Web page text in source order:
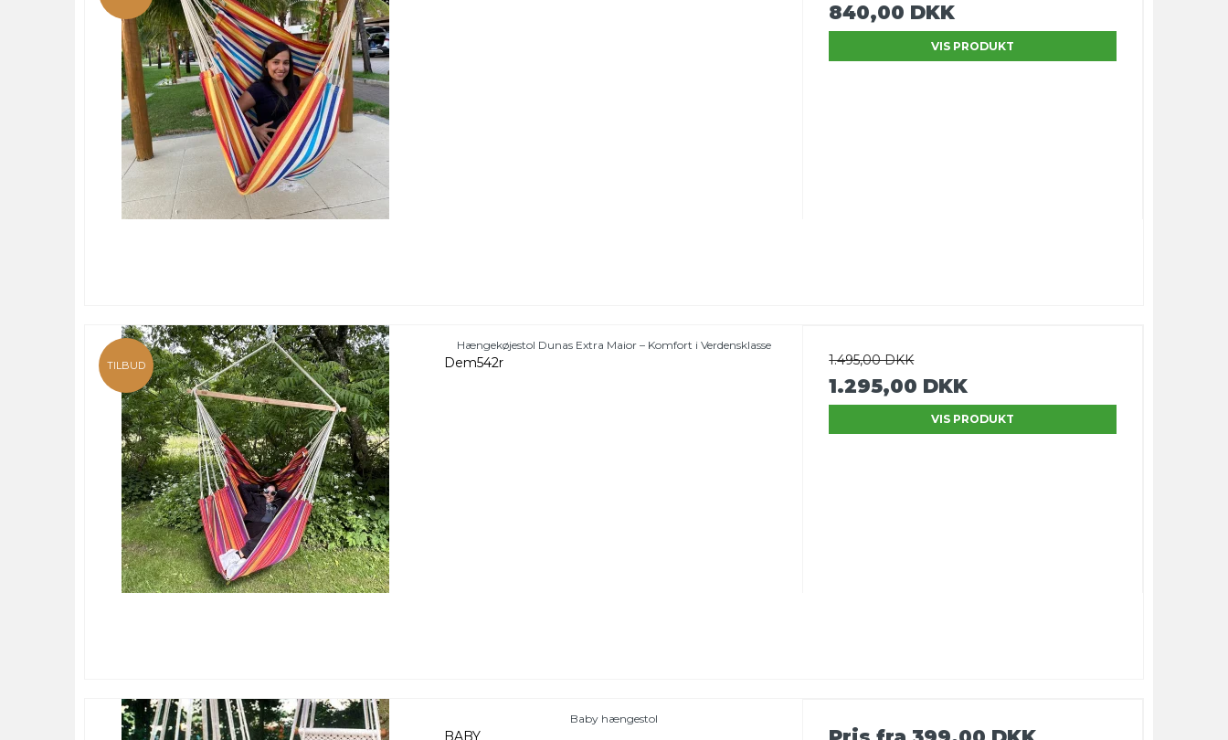
840,00 DKK
VIS PRODUKT
TILBUD
Hængekøjestol Dunas Extra Maior – Komfort i Verdensklasse
Dem542r 1.495,00 DKK
1.295,00 DKK
VIS PRODUKT
Baby hængestol
BABY